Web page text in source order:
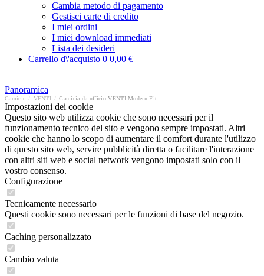
Cambia metodo di pagamento
Gestisci carte di credito
I miei ordini
I miei download immediati
Lista dei desideri
Carrello d\'acquisto 0 0,00 €
Panoramica
Camicie VENTI Camicia da ufficio VENTI Modern Fit
Impostazioni dei cookie
Questo sito web utilizza cookie che sono necessari per il
funzionamento tecnico del sito e vengono sempre impostati. Altri
cookie che hanno lo scopo di aumentare il comfort durante l'utilizzo
di questo sito web, servire pubblicità diretta o facilitare l'interazione
con altri siti web e social network vengono impostati solo con il
vostro consenso.
Configurazione
Tecnicamente necessario
Questi cookie sono necessari per le funzioni di base del negozio.
Caching personalizzato
Cambio valuta